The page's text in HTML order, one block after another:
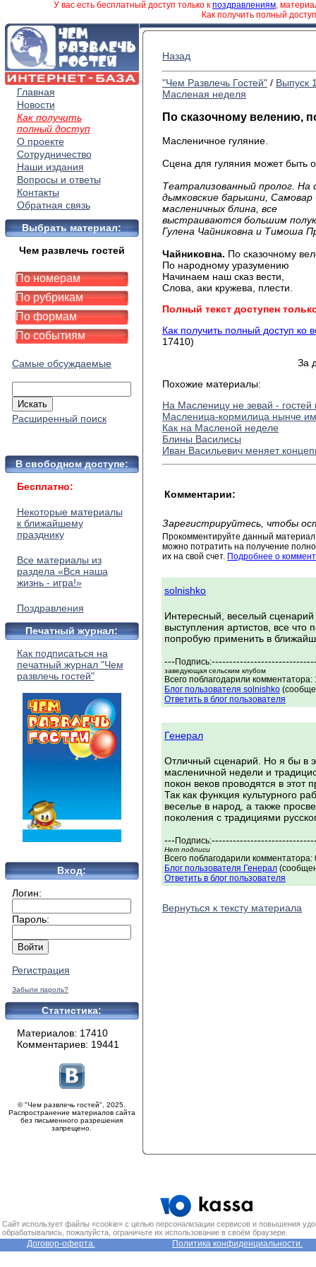
У вас есть бесплатный доступ только к поздравлениям,
Как получить полный
Главная
Новости
Как получить
полный доступ
О проекте
Сотрудничество
Наши издания
Вопросы и ответы
Контакты
Обратная связь
Выбрать материал:
Чем развлечь гостей
По номерам
По рубрикам
По формам
По событиям
Самые обсуждаемые
Расширенный поиск
В свободном доступе:
Бесплатно:
Некоторые материалы
к ближайшему
празднику
Все материалы из
раздела «Вся наша
жизнь - игра!»
Поздравления
Печатный журнал:
Как подписаться на
печатный журнал "Чем
развлечь гостей"
Вход:
Логин:
Пароль:
Регистрация
Забыли пароль?
Статистика:
Материалов: 17410
Комментариев: 19441
© "Чем развлечь гостей", 2025.
Распространение материалов сайта
без письменного разрешения
запрещено.
Назад
"Чем Развлечь Гостей" / Выпуск
Масленая неделя
По сказочному велению,
Масленичное гуляние.
Сцена для гуляния может быть
Театрализованный пролог. На
дымковские барышни, Самовар
выстраиваются большим
Гулена Чайниковна и Тимоша
Чайниковна. По сказочному
По народному уразумению
Начинаем наш сказ вести,
Слова, аки кружева, плести.
Полный текст доступен
Как получить полный доступ ко
17410)
За
Похожие материалы:
На Масленицу не зевай - гостей
Масленица-кормилица нынче
Как на Масленой неделе
Блины Василисы
Иван Васильевич меняет
Комментарии:
Зарегистрируйтесь, чтобы
Прокомментируйте данный
можно потратить на получение
их на свой счет. Подробнее о
solnishko
Интересный, веселый
выступления артистов, все
попробую применить в
--- Подпись:
заведующая сельским клубом
Всего поблагодарили
Блог пользователя solnishko
Ответить в блог пользователя
Генерал
Отличный сценарий. Но я бы в
масленичной недели и
покон веков проводятся в этот
Так как функция культурного
веселье в народ, а также
поколения с традициями
--- Подпись:
Нет подписи
Всего поблагодарили
Блог пользователя Генерал
Ответить в блог пользователя
Вернуться к тексту материала
Сайт использует файлы «cookie» с целью персонализации сервисов и повышения
обрабатывались, пожалуйста, ограничьте их использование в своём браузере.
Договор-оферта. Политика конфиденциальности.